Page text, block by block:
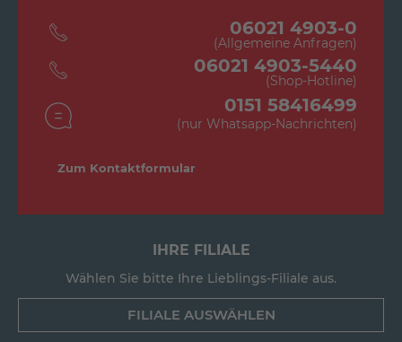
06021 4903-0
(Allgemeine Anfragen)
06021 4903-5440
(Shop-Hotline)
0151 58416499
(nur Whatsapp-Nachrichten)
Zum Kontaktformular
IHRE FILIALE
Wählen Sie bitte Ihre Lieblings-Filiale aus.
FILIALE AUSWÄHLEN